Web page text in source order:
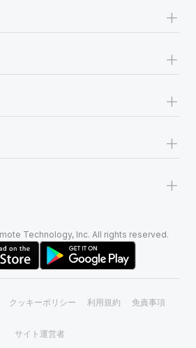
+
+
+
+
+
Technology, Inc. All rights reserved.
クッキーポリシー 利用規約 免責事項
サイト運営者